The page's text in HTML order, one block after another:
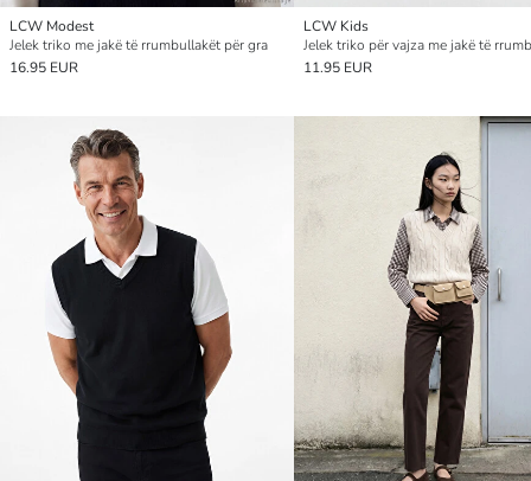
LCW Modest
Jelek triko me jakë të rrumbullakët për gra
16.95 EUR
LCW Kids
11.95 EUR